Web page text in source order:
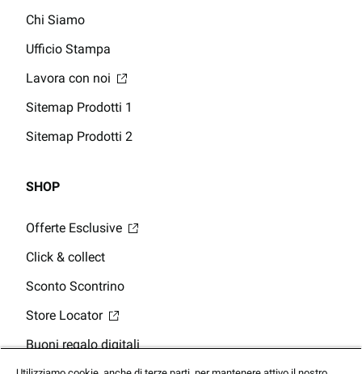
Chi Siamo
Ufficio Stampa
Lavora con noi
Sitemap Prodotti 1
Sitemap Prodotti 2
SHOP
Offerte Esclusive
Click & collect
Sconto Scontrino
Store Locator
Buoni regalo digitali